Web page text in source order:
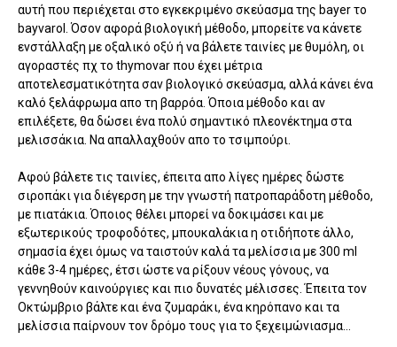
αυτή που περιέχεται στο εγκεκριμένο σκεύασμα της bayer το
bayvarol. Όσον αφορά βιολογική μέθοδο, μπορείτε να κάνετε
ενστάλλαξη με οξαλικό οξύ ή να βάλετε ταινίες με θυμόλη, οι
αγοραστές πχ το thymovar που έχει μέτρια
αποτελεσματικότητα σαν βιολογικό σκεύασμα, αλλά κάνει ένα
καλό ξελάφρωμα απο τη βαρρόα. Όποια μέθοδο και αν
επιλέξετε, θα δώσει ένα πολύ σημαντικό πλεονέκτημα στα
μελισσάκια. Να απαλλαχθούν απο το τσιμπούρι.
Αφού βάλετε τις ταινίες, έπειτα απο λίγες ημέρες δώστε
σιροπάκι για διέγερση με την γνωστή πατροπαράδοτη μέθοδο,
με πιατάκια. Όποιος θέλει μπορεί να δοκιμάσει και με
εξωτερικούς τροφοδότες, μπουκαλάκια η οτιδήποτε άλλο,
σημασία έχει όμως να ταιστούν καλά τα μελίσσια με 300 ml
κάθε 3-4 ημέρες, έτσι ώστε να ρίξουν νέους γόνους, να
γεννηθούν καινούργιες και πιο δυνατές μέλισσες. Έπειτα τον
Οκτώμβριο βάλτε και ένα ζυμαράκι, ένα κηρόπανο και τα
μελίσσια παίρνουν τον δρόμο τους για το ξεχειμώνιασμα...